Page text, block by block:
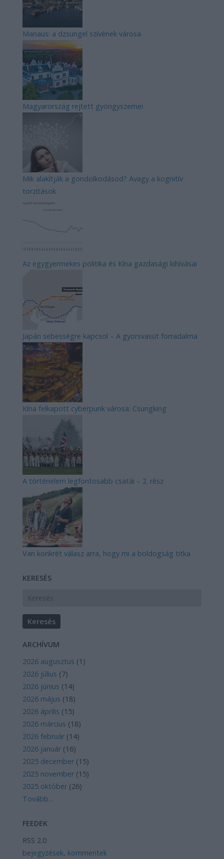
Manaus: a dzsungel szívének városa
Magyarország rejtett gyöngyszemei
Mik alakítják a gondolkodásod? Avagy a kognitív
torzítások
Az egygyermekes politika és Kína gazdasági kihívásai
Japán sebességre kapcsol – A gyorsvasút forradalma
Kína felkapott cyberpunk városa: Csungking
A történelem legfontosabb csatái – 2. rész
Van konkrét válasz arra, hogy mi a boldogság titka
KERESÉS
ARCHÍVUM
2026 augusztus (1 )
2026 július (7)
2026 június (14)
2026 május (18)
2026 április (15)
2026 március (18)
2026 február (14)
2026 január (16)
2025 december (15)
2025 november (15)
2025 október (26)
Tovább...
FEEDEK
RSS 2.0
bejegyzések, kommentek